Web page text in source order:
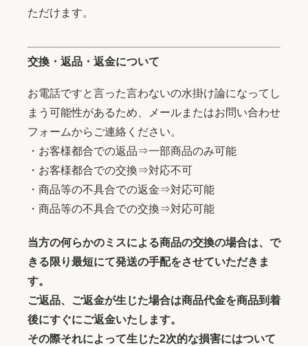
ただけます。
交換・返品・返金について
お電話ですと言った言わないの水掛け論になってし
まう可能性があるため、メールまたはお問い合わせ
フォームからご連絡ください。
・お客様都合での返品⇒一部商品のみ可能
・お客様都合での交換⇒対応不可
・商品等の不具合での返金⇒対応可能
・商品等の不具合での交換⇒対応可能
当方の何らかのミスによる商品の交換の場合は、で
きる限り最短にて発送の手配をさせていただきま
す。
ご返品、ご返金が生じた場合は商品代金を商品到着
後にすぐにご返金いたします。
その際それによって生じた2次的な損害にはついて